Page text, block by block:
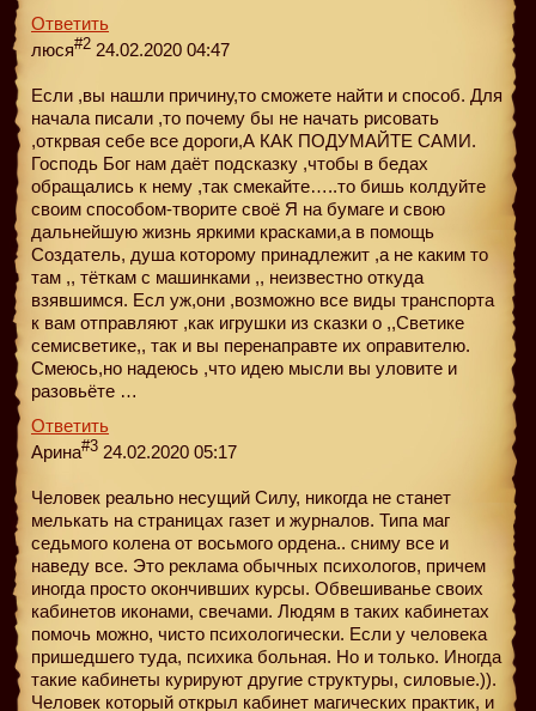
Ответить
люся#2 24.02.2020 04:47
Если ,вы нашли причину,то сможете найти и способ. Для
начала писали ,то почему бы не начать рисовать
,открвая себе все дороги,А КАК ПОДУМАЙТЕ САМИ.
Господь Бог нам даёт подсказку ,чтобы в бедах
обращались к нему ,так смекайте…..то бишь колдуйте
своим способом-творите своё Я на бумаге и свою
дальнейшую жизнь яркими красками,а в помощь
Создатель, душа которому принадлежит ,а не каким то
там ,, тёткам с машинками ,, неизвестно откуда
взявшимся. Есл уж,они ,возможно все виды транспорта
к вам отправляют ,как игрушки из сказки о ,,Светике
семисветике,, так и вы перенаправте их оправителю.
Смеюсь,но надеюсь ,что идею мысли вы уловите и
разовьёте …
Ответить
Арина#3 24.02.2020 05:17
Человек реально несущий Силу, никогда не станет
мелькать на страницах газет и журналов. Типа маг
седьмого колена от восьмого ордена.. сниму все и
наведу все. Это реклама обычных психологов, причем
иногда просто окончивших курсы. Обвешиванье своих
кабинетов иконами, свечами. Людям в таких кабинетах
помочь можно, чисто психологически. Если у человека
пришедшего туда, психика больная. Но и только. Иногда
такие кабинеты курируют другие структуры, силовые.)).
Человек который открыл кабинет магических практик, и